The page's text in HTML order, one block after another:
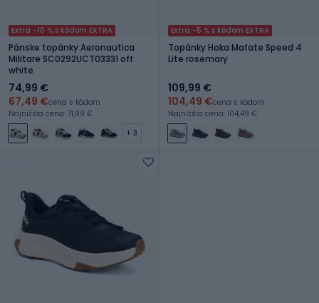
Extra -10 % s kódom EXTRA
Pánske topánky Aeronautica
Militare SC0292UCT03331 off
white
74,99 €
67,49 €cena s kódom
Najnižšia cena: 71,99 €
+ 3
Extra -5 % s kódom EXTRA
Topánky Hoka Mafate Speed 4
Lite rosemary
109,99 €
104,49 €cena s kódom
Najnižšia cena: 104,49 €